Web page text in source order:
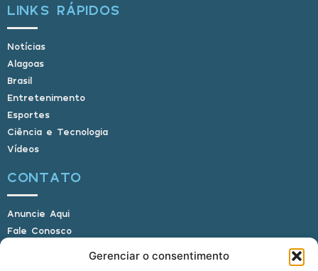
Gerenciar o consentimento
LINKS RÁPIDOS
Notícias
Alagoas
Brasil
Entretenimento
Esportes
Ciência e Tecnologia
Vídeos
CONTATO
Anuncie Aqui
Fale Conosco